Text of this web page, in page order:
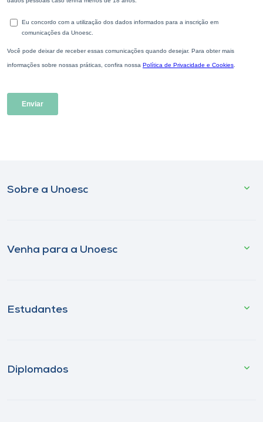
Sobre a Unoesc
Venha para a Unoesc
Estudantes
Diplomados